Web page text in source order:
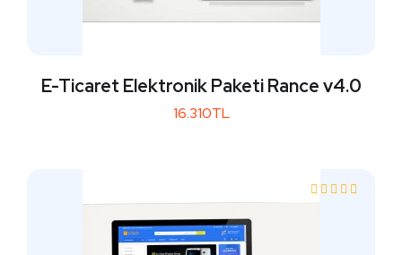
E-Ticaret Elektronik Paketi Rance v4.0
16.310TL